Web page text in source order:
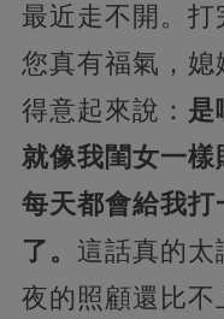
最近走不開。打
您真有福氣，
得意起來說： 是
就像我閨女一
每天都會給我
了。 這話真的太
夜的照顧還比不